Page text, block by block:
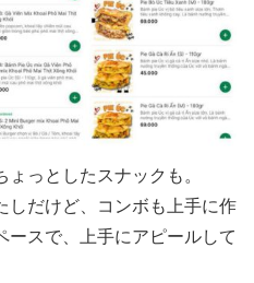
っとしたスナックも。
しだけど、コンボも上手に作
ースで、上手にアピールして